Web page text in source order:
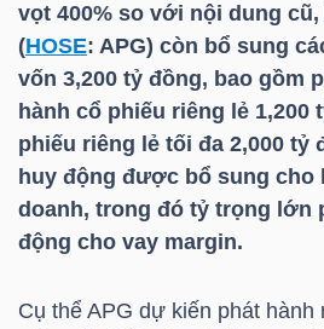
vọt 400% so với nội dung cũ,
(HOSE: APG) còn bổ sung
vốn 3,200 tỷ đồng, bao gồm
hành cổ phiếu riêng lẻ 1,200
phiếu riêng lẻ tối đa 2,000 tỷ
huy động được bổ sung cho
doanh, trong đó tỷ trọng lớn
động cho vay margin.
Cụ thể APG dự kiến phát hành
NGHIỆP
ĐỘNG
SẢN
TÀI